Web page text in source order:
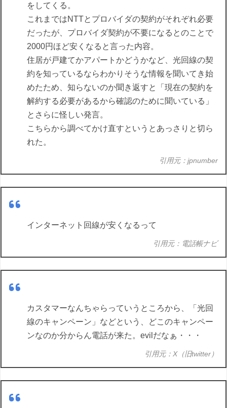
をしてくる。
これまではNTTとプロバイダの契約がそれぞれ必要
だったが、プロバイダ契約が不要になるとのことで
2000円ほど安くなると言った内容。
住居が戸建てかアパートかどうかなど、光回線の契
約を知っているならわかりそうな情報を聞いてき始
めたため、知らないのか聞き返すと「現在の契約を
解約する必要があるから確認のために聞いている」
とさらに怪しい発言。
こちらから調べてかけ直すというとあっさりと切ら
れた。
引用元：jpnumber
インターネット回線が安くなるって
引用元：電話帳ナビ
カスタマーなんちゃらっていうところから、「光回
線のキャンペーン」などという、どこのキャンペー
ンなのか分からん電話が来た。evilだなぁ・・・
引用元：X（旧twitter）